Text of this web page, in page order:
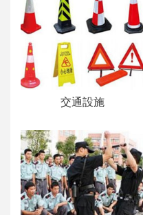
交通設施